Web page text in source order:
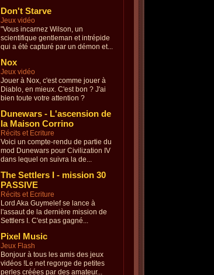
Don't Starve
Jeux vidéo
"Vous incarnez Wilson, un
scientifique gentleman et intrépide
qui a été capturé par un démon et...
Nox
Jeux vidéo
Jouer à Nox, c'est comme jouer à
Diablo, en mieux. C'est bon ? J'ai
bien toute votre attention ?
Dunewars - L'ascension de
la Maison Corrino
Récits et Ecriture
Voici un compte-rendu de partie du
mod Dunewars pour Civilization IV
dans lequel on suivra la de...
The Settlers I - mission 30
PASSIVE
Récits et Ecriture
Lord Aka Guymelef se lance à
l'assaut de la dernière mission de
Settlers I. C'est pas gagné...
Pixel Music
Jeux Flash
Bonjour à tous les amis des jeux
vidéos !Le net regorge de petites
perles créées par des amateur...